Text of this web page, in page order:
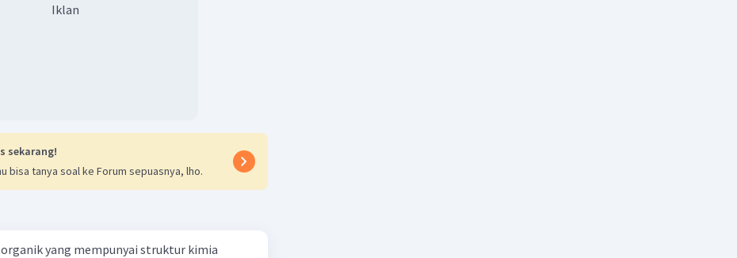
Iklan
sekarang!
bisa tanya soal ke Forum sepuasnya, lho.
yang mempunyai struktur kimia